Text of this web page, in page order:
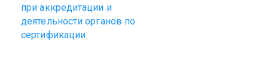
при аккредитации и
деятельности органов по
сертификации